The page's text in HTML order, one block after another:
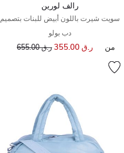
رالف لورين
سويت شيرت باللون أبيض للبنات بتصميم
دب بولو
من ر.ق 355.00 سعر مخفض منر.ق 655.00